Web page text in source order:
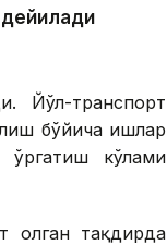
Йўл-транспорт
бўйича ишлар
ўргатиш кўлами
олган тақдирда